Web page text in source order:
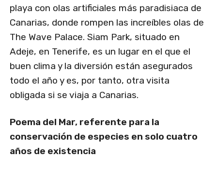
playa con olas artificiales más paradisiaca de
Canarias, donde rompen las increíbles olas de
The Wave Palace. Siam Park, situado en
Adeje, en Tenerife, es un lugar en el que el
buen clima y la diversión están asegurados
todo el año y es, por tanto, otra visita
obligada si se viaja a Canarias.
Poema del Mar, referente para la
conservación de especies en solo cuatro
años de existencia